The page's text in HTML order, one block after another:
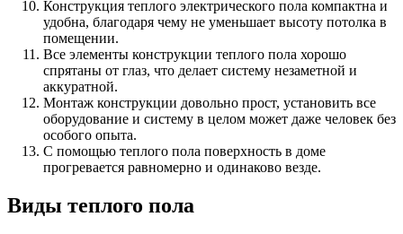
Конструкция теплого электрического пола компактна и
удобна, благодаря чему не уменьшает высоту потолка в
помещении.
Все элементы конструкции теплого пола хорошо
спрятаны от глаз, что делает систему незаметной и
аккуратной.
Монтаж конструкции довольно прост, установить все
оборудование и систему в целом может даже человек без
особого опыта.
С помощью теплого пола поверхность в доме
прогревается равномерно и одинаково везде.
Виды теплого пола